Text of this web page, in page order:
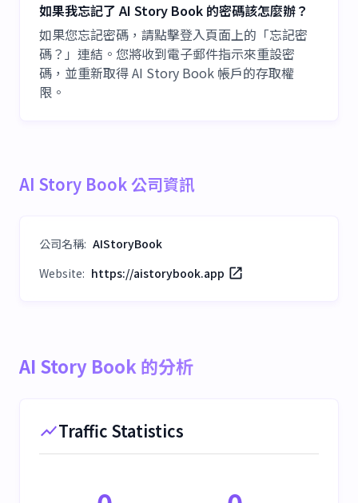
如果我忘記了 AI Story Book 的密碼該怎麼辦？
如果您忘記密碼，請點擊登入頁面上的「忘記密
碼？」連結。您將收到電子郵件指示來重設密
碼，並重新取得 AI Story Book 帳戶的存取權
限。
AI Story Book 公司資訊
公司名稱: AIStoryBook
Website: https://aistorybook.app
AI Story Book 的分析
Traffic Statistics